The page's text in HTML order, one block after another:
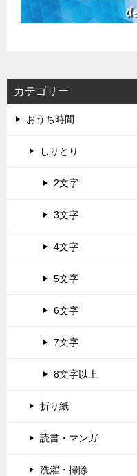
カテゴリー
おうち時間
しりとり
2文字
3文字
4文字
5文字
6文字
7文字
8文字以上
折り紙
読書・マンガ
洗濯・掃除